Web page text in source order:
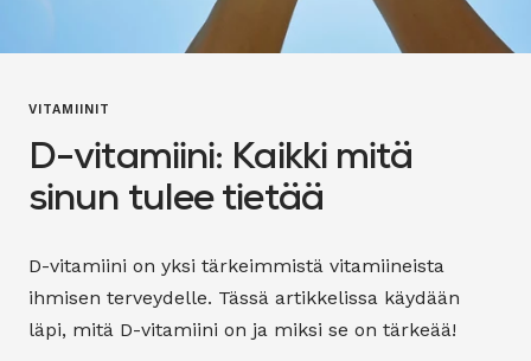
VITAMIINIT
D-vitamiini: Kaikki mitä
sinun tulee tietää
D-vitamiini on yksi tärkeimmistä vitamiineista
ihmisen terveydelle. Tässä artikkelissa käydään
läpi, mitä D-vitamiini on ja miksi se on tärkeää!